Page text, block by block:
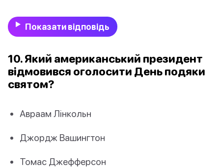
Показати відповідь
10. Який американський президент
відмовився оголосити День подяки
святом?
Авраам Лінкольн
Джордж Вашингтон
Томас Джефферсон